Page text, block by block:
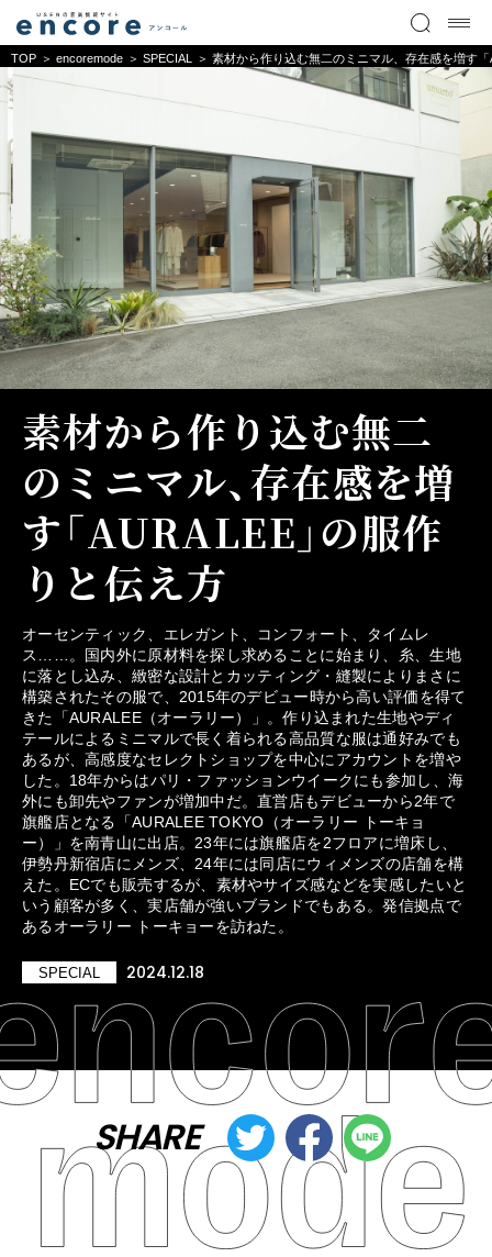
TOP encoremode SPECIAL 素材から作り込む無二のミニマル、存在感を増す
素材から作り込む無二
のミニマル、存在感を増
す「AURALEE」の服作
りと伝え方
オーセンティック、エレガント、コンフォート、タイムレ
ス……。国内外に原材料を探し求めることに始まり、糸、生地
に落とし込み、緻密な設計とカッティング・縫製によりまさに
構築されたその服で、2015年のデビュー時から高い評価を得て
きた「AURALEE（オーラリー）」。作り込まれた生地やディ
テールによるミニマルで長く着られる高品質な服は通好みでも
あるが、高感度なセレクトショップを中心にアカウントを増や
した。18年からはパリ・ファッションウイークにも参加し、海
外にも卸先やファンが増加中だ。直営店もデビューから2年で
旗艦店となる「AURALEE TOKYO（オーラリー トーキョ
ー）」を南青山に出店。23年には旗艦店を2フロアに増床し、
伊勢丹新宿店にメンズ、24年には同店にウィメンズの店舗を構
えた。ECでも販売するが、素材やサイズ感などを実感したいと
いう顧客が多く、実店舗が強いブランドでもある。発信拠点で
あるオーラリー トーキョーを訪ねた。
SPECIAL 2024.12.18
SHARE